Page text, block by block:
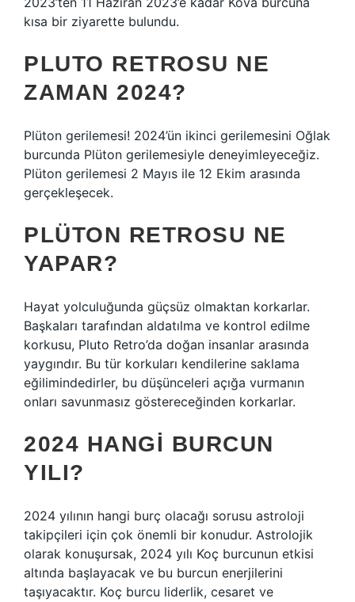
kısa bir ziyarette bulundu.
PLUTO RETROSU NE
ZAMAN 2024?
Plüton gerilemesi! 2024’ün ikinci gerilemesini Oğlak
burcunda Plüton gerilemesiyle deneyimleyeceğiz.
Plüton gerilemesi 2 Mayıs ile 12 Ekim arasında
gerçekleşecek.
PLÜTON RETROSU NE
YAPAR?
Hayat yolculuğunda güçsüz olmaktan korkarlar.
Başkaları tarafından aldatılma ve kontrol edilme
korkusu, Pluto Retro’da doğan insanlar arasında
yaygındır. Bu tür korkuları kendilerine saklama
eğilimindedirler, bu düşünceleri açığa vurmanın
onları savunmasız göstereceğinden korkarlar.
2024 HANGI BURCUN
YILI?
2024 yılının hangi burç olacağı sorusu astroloji
takipçileri için çok önemli bir konudur. Astrolojik
olarak konuşursak, 2024 yılı Koç burcunun etkisi
altında başlayacak ve bu burcun enerjilerini
taşıyacaktır. Koç burcu liderlik, cesaret ve